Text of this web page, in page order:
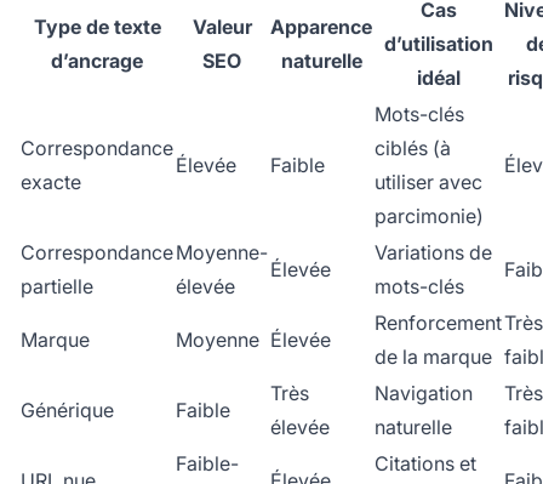
Type de texte
d’ancrage
Valeur
SEO
Apparence
naturelle
Cas
d’utilisation
idéal
Correspondance
exacte
Élevée Faible
Mots-clés
ciblés (à
utiliser avec
parcimonie)
Correspondance
partielle
Moyenne-
élevée
Élevée
Variations de
mots-clés
Marque Moyenne Élevée
Renforcement
de la marque
Très
Générique Faible
Très
élevée
Navigation
naturelle
Très
Faible-
Citations et